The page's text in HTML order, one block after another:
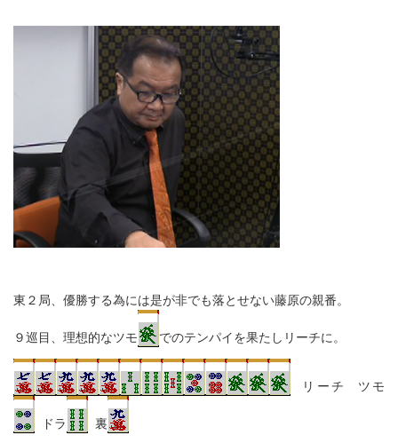
東２局、優勝する為には是が非でも落とせない藤原の親番。
９巡目、理想的なツモ でのテンパイを果たしリーチに。
リーチ ツモ
ドラ 裏